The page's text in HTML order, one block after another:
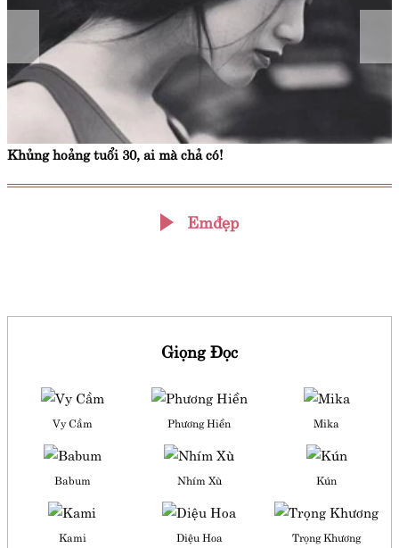
Khủng hoảng tuổi 30, ai mà chả có!
Emđẹp
Giọng Đọc
Vy Cầm Phương Hiền Mika
Babum Nhím Xù Kún
Kami Diệu Hoa Trọng Khương